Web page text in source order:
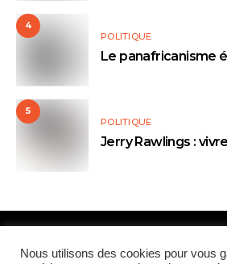
4
POLITIQUE
Le panafricanisme
5
POLITIQUE
Jerry Rawlings :
Nous utilisons des cookies pour vous